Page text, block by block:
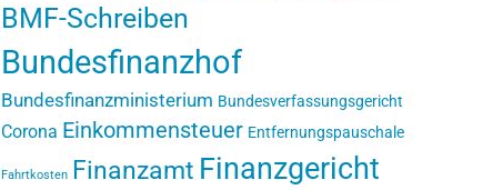
BMF-Schreiben
Bundesfinanzhof
Bundesfinanzministerium Bundesverfassungsgericht
Corona Einkommensteuer Entfernungspauschale
Fahrtkosten Finanzamt Finanzgericht